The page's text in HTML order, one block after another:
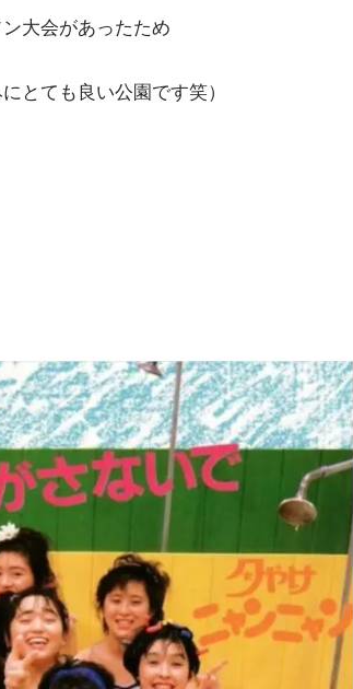
大会があったため
とても良い公園です笑）